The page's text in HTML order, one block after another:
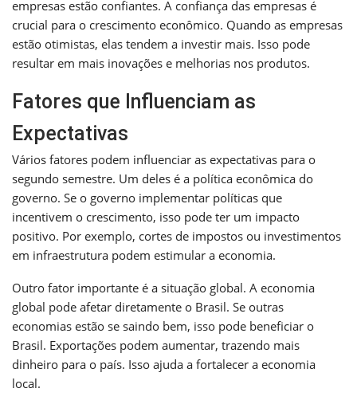
empresas estão confiantes. A confiança das empresas é
crucial para o crescimento econômico. Quando as empresas
estão otimistas, elas tendem a investir mais. Isso pode
resultar em mais inovações e melhorias nos produtos.
Fatores que Influenciam as
Expectativas
Vários fatores podem influenciar as expectativas para o
segundo semestre. Um deles é a política econômica do
governo. Se o governo implementar políticas que
incentivem o crescimento, isso pode ter um impacto
positivo. Por exemplo, cortes de impostos ou investimentos
em infraestrutura podem estimular a economia.
Outro fator importante é a situação global. A economia
global pode afetar diretamente o Brasil. Se outras
economias estão se saindo bem, isso pode beneficiar o
Brasil. Exportações podem aumentar, trazendo mais
dinheiro para o país. Isso ajuda a fortalecer a economia
local.